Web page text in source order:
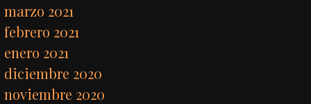
marzo 2021
febrero 2021
enero 2021
diciembre 2020
noviembre 2020